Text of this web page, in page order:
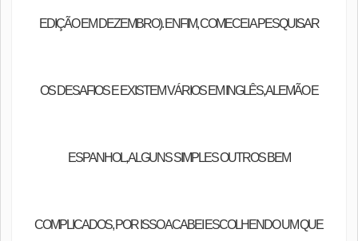
EDIÇÃO EM DEZEMBRO). ENFIM, COMECEI A PESQUISAR
OS DESAFIOS E EXISTEM VÁRIOS EM INGLÊS, ALEMÃO E
ESPANHOL, ALGUNS SIMPLES OUTROS BEM
COMPLICADOS, POR ISSO ACABEI ESCOLHENDO UM QUE